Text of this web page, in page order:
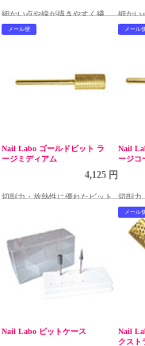
細かい点や線が描きやすく繊細
がアートに適したアートブラシ
細かい
がアー
メール便
Nail Labo ゴールドビット ラ
ージミディアム
4,125 円
切削力・放熱性に優れたビット
メール
Nail
ージコ
切削力
Nail Labo ビットケース
メール
Nail
クスト